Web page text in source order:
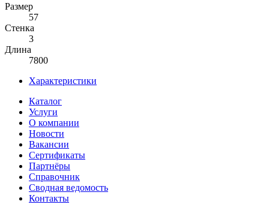
Размер
57
Стенка
3
Длина
7800
Характеристики
Каталог
Услуги
О компании
Новости
Вакансии
Сертификаты
Партнёры
Справочник
Сводная ведомость
Контакты